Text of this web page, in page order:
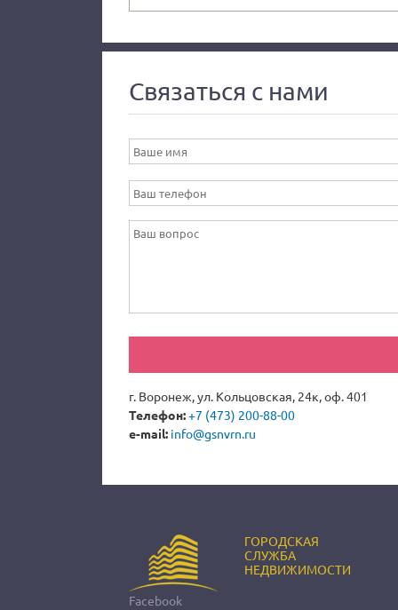
Связаться с нами
г. Воронеж, ул. Кольцовская, 24к, оф. 401
Телефон:+7 (473) 200-88-00
e-mail: info@gsnvrn.ru
ГОРОДСКАЯ
СЛУЖБА
НЕДВИЖИМОСТИ
Facebook